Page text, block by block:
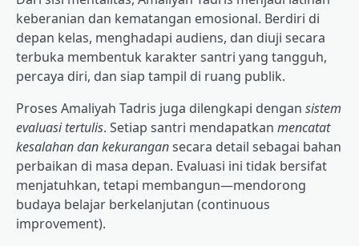
keberanian dan kematangan emosional. Berdiri di
depan kelas, menghadapi audiens, dan diuji secara
terbuka membentuk karakter santri yang tangguh,
percaya diri, dan siap tampil di ruang publik.
Proses Amaliyah Tadris juga dilengkapi dengan sistem
evaluasi tertulis. Setiap santri mendapatkan mencatat
kesalahan dan kekurangansecara detail sebagai bahan
perbaikan di masa depan. Evaluasi ini tidak bersifat
menjatuhkan, tetapi membangun—mendorong
budaya belajar berkelanjutan (continuous
improvement).